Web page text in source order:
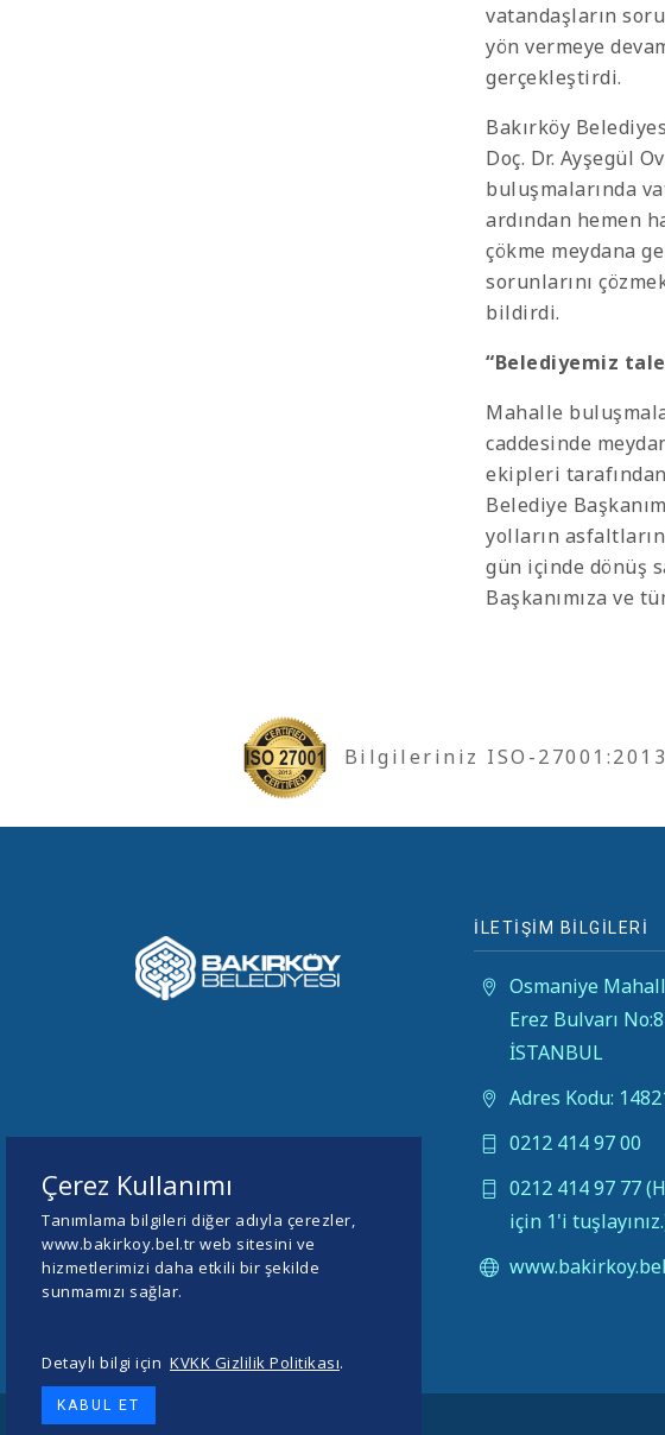
vatandaşların
yön vermeye
gerçekleştirdi.
Bakırköy
Doç. Dr. Ayşegül
buluşmalarında
ardından hemen
çökme meydana
sorunlarını
bildirdi.
“Belediyemiz
Mahalle
caddesinde
ekipleri
Belediye
yolların
gün içinde dönüş
Başkanımıza ve
Bilgileriniz ISO-
İLETİŞİM BİLGİLERİ
Osmaniye
Erez Bulvarı
İSTANBUL
Adres Kodu:
0212 414 97 00
0212 414 97 77
için 1'i
Çerez Kullanımı
Tanımlama bilgileri diğer adıyla çerezler,
www.bakirkoy.bel.tr web sitesini ve
hizmetlerimizi daha etkili bir şekilde
sunmamızı sağlar.
Detaylı bilgi için KVKK Gizlilik Politikası.
KABUL ET